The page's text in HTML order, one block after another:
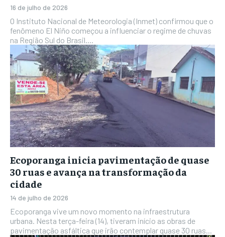
16 de julho de 2026
O Instituto Nacional de Meteorologia (Inmet) confirmou que o
fenômeno El Niño começou a influenciar o regime de chuvas
na Região Sul do Brasil....
Ecoporanga inicia pavimentação de quase
30 ruas e avança na transformação da
cidade
14 de julho de 2026
Ecoporanga vive um novo momento na infraestrutura
urbana. Nesta terça-feira (14), tiveram início as obras de
pavimentação asfáltica que irão contemplar quase 30 ruas...